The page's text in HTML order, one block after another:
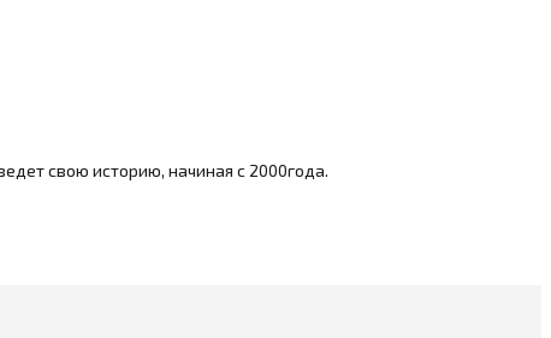
свою историю, начиная с 2000года.